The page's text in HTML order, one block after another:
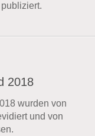
2018
wurden von
und von